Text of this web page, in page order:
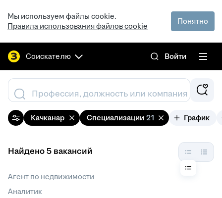
Мы используем файлы cookie.
Правила использования файлов cookie
Понятно
Соискателю Войти
Профессия, должность или компания
Качканар Специализации 21 График
Найдено 5 вакансий
Агент по недвижимости
Аналитик